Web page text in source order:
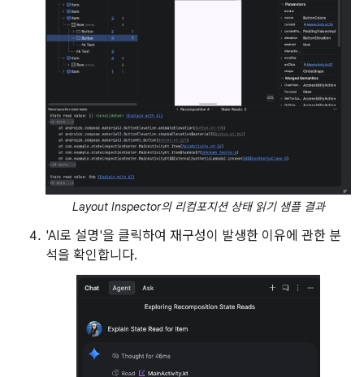
Layout Inspector의 리컴포지션 상태 읽기 샘플 결과
'AI로 설명'을 클릭하여 재구성이 발생한 이유에 관한 분
석을 확인합니다.